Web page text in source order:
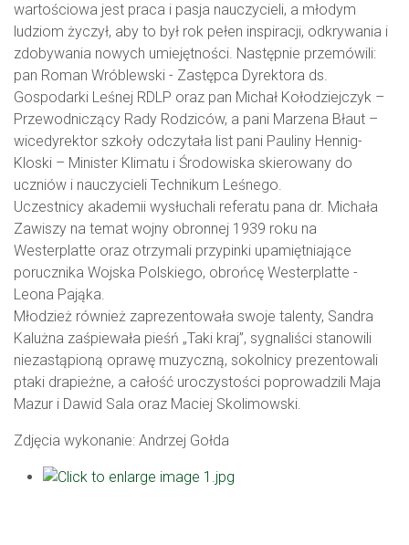
wartościowa jest praca i pasja nauczycieli, a młodym
ludziom życzył, aby to był rok pełen inspiracji, odkrywania i
zdobywania nowych umiejętności. Następnie przemówili:
pan Roman Wróblewski - Zastępca Dyrektora ds.
Gospodarki Leśnej RDLP oraz pan Michał Kołodziejczyk –
Przewodniczący Rady Rodziców, a pani Marzena Błaut –
wicedyrektor szkoły odczytała list pani Pauliny Hennig-
Kloski – Minister Klimatu i Środowiska skierowany do
uczniów i nauczycieli Technikum Leśnego.
Uczestnicy akademii wysłuchali referatu pana dr. Michała
Zawiszy na temat wojny obronnej 1939 roku na
Westerplatte oraz otrzymali przypinki upamiętniające
porucznika Wojska Polskiego, obrońcę Westerplatte -
Leona Pająka.
Młodzież również zaprezentowała swoje talenty, Sandra
Kalużna zaśpiewała pieśń „Taki kraj”, sygnaliści stanowili
niezastąpioną oprawę muzyczną, sokolnicy prezentowali
ptaki drapieżne, a całość uroczystości poprowadzili Maja
Mazur i Dawid Sala oraz Maciej Skolimowski.
Zdjęcia wykonanie: Andrzej Gołda